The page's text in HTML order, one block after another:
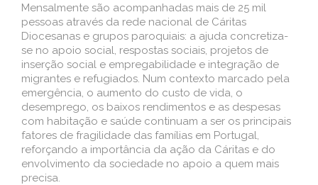
Mensalmente são acompanhadas mais de 25 mil
pessoas através da rede nacional de Cáritas
Diocesanas e grupos paroquiais: a ajuda concretiza-
se no apoio social, respostas sociais, projetos de
inserção social e empregabilidade e integração de
migrantes e refugiados. Num contexto marcado pela
emergência, o aumento do custo de vida, o
desemprego, os baixos rendimentos e as despesas
com habitação e saúde continuam a ser os principais
fatores de fragilidade das famílias em Portugal,
reforçando a importância da ação da Cáritas e do
envolvimento da sociedade no apoio a quem mais
precisa.